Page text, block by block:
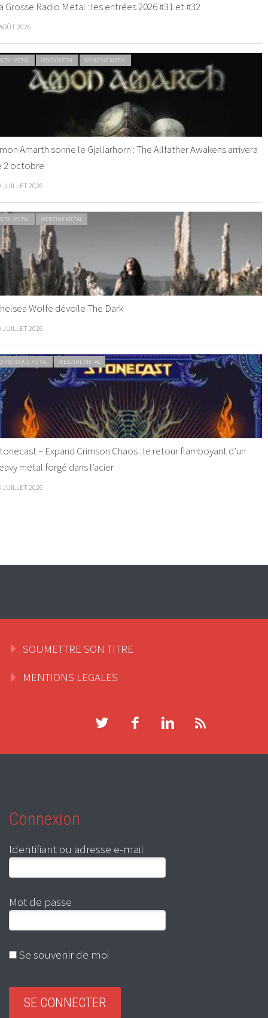
Grosse Radio Metal : les entrées 2026 #31 et #32
2026
METAL VIDEO METAL WEBZINE METAL
Amarth sonne le Gjallarhorn : The Allfather Awakens arrivera
2 octobre
JUILLET 2026
METAL WEBZINE METAL
Wolfe dévoile The Dark
JUILLET 2026
METAL WEBZINE METAL
– Expand Crimson Chaos : le retour flamboyant d’un
metal forgé dans l’acier
JUILLET 2026
SOUMETTRE SON TITRE
MENTIONS LEGALES
Connexion
Identifiant ou adresse e-mail
Mot de passe
Se souvenir de moi